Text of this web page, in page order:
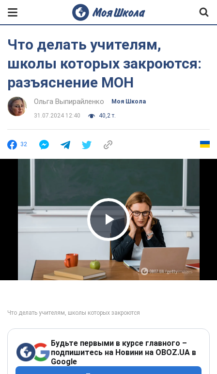
Что делать учителям,
школы которых закроются:
разъяснение МОН
Ольга Выпирайленко Моя Школа
31.07.2024 12:40 40,2 т.
32
Play Video
Будьте первыми в курсе главного –
подпишитесь на Новини на OBOZ.UA в
Google